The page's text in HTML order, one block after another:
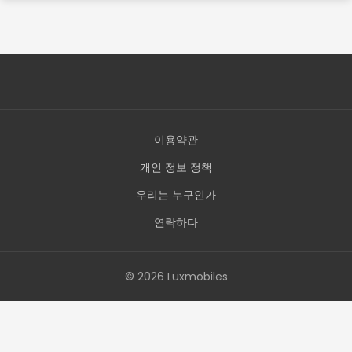
이용약관
개인 정보 정책
우리는 누구인가
연락하다
© 2026 Luxmobiles